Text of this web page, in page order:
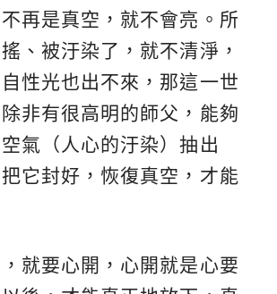
再是真空，就不會亮。所
、被汙染了，就不清淨，
性光也出不來，那這一世
非有很高明的師父，能夠
氣（人心的汙染）抽出
它封好，恢復真空，才能
就要心開，心開就是心要